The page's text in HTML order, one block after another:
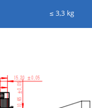
≤ 3,3 kg